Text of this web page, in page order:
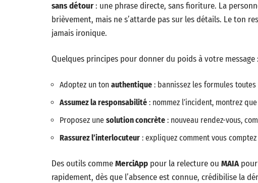
sans détour: une phrase directe, sans fioriture. La
brièvement, mais ne s’attarde pas sur les détails. Le ton
jamais ironique.
Quelques principes pour donner du poids à votre message :
Adoptez un ton authentique : bannissez les formules
Assumez la responsabilité : nommez l’incident, montrez
Proposez une solution concrète : nouveau rendez-vous,
Rassurez l’interlocuteur : expliquez comment vous
Des outils commeMerciApp pour la relecture ou MAIApour
rapidement, dès que l’absence est connue, crédibilise la